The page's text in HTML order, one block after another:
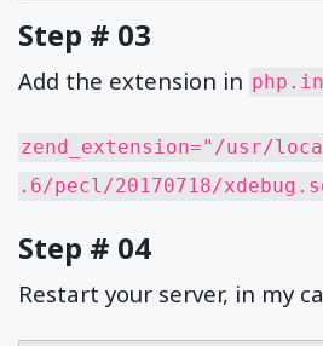
Step # 03
Add the extension in
zend_extension="/usr/
.6/pecl/20170718/
Step # 04
Restart your server, in my